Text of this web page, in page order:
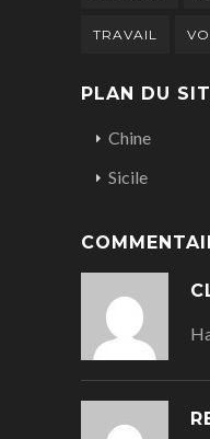
TRAVAIL
PLAN DU
Chine
Sicile